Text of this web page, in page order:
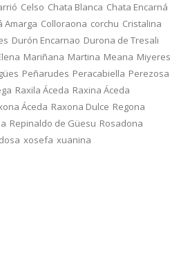
Celso Chata Blanca Chata Encarná
Amarga Colloraona corchu Cristalina
Durón Encarnao Durona de Tresali
Mariñana Martina Meana Miyeres
Peñarudes Peracabiella Perezosa
Raxila Áceda Raxina Áceda
Áceda Raxona Dulce Regona
Repinaldo de Güesu Rosadona
xosefa xuanina